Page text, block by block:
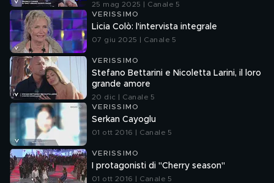
25 mag 2025 | Canale 5
VERISSIMO
Licia Colò: l'intervista integrale
07 giu 2025 | Canale 5
VERISSIMO
Stefano Bettarini e Nicoletta Larini, il loro
grande amore
20 dic | Canale 5
VERISSIMO
Serkan Cayoglu
01 ott 2016 | Canale 5
VERISSIMO
I protagonisti di "Cherry season"
01 ott 2016 | Canale 5